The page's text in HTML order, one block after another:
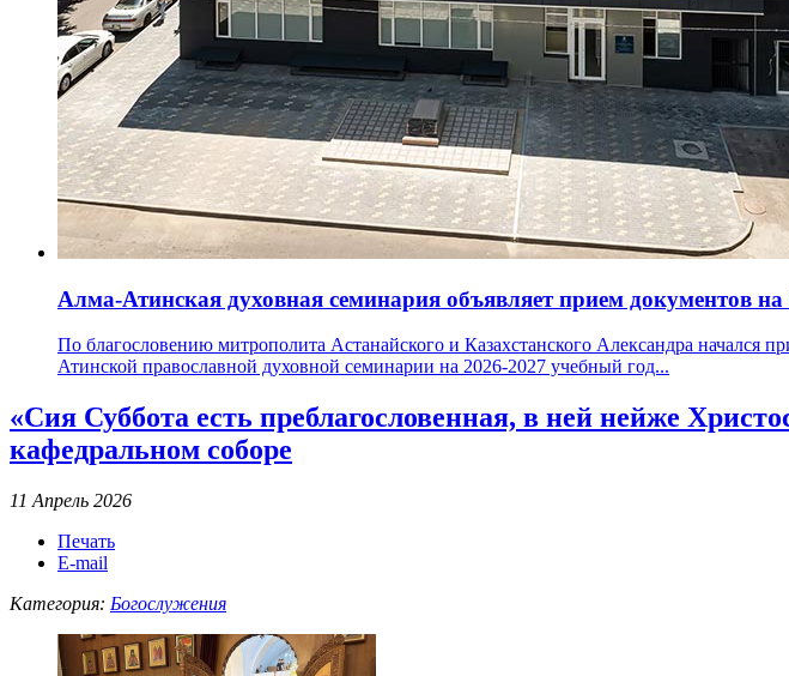
Алма-Атинская духовная семинария объявляет прием документов
По благословению митрополита Астанайского и Казахстанского Александра начался
Атинской православной духовной семинарии на 2026-2027 учебный год...
«Сия Суббота есть преблагословенная, в ней нейже
кафедральном соборе
11 Апрель 2026
Печать
E-mail
Категория: Богослужения